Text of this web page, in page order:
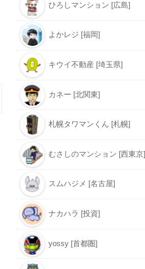
ひろしマンション [広島]
よかレジ [福岡]
キウイ不動産 [埼玉県]
カネー [北関東]
札幌タワマンくん [札幌]
むさしのマンション [西東京]
スムハジメ [名古屋]
ナカハラ [投資]
yossy [首都圏]